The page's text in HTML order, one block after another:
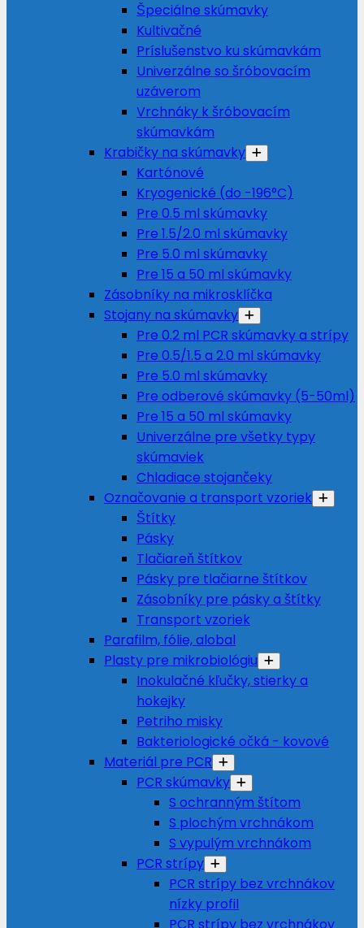
Špeciálne skúmavky
Kultivačné
Príslušenstvo ku skúmavkám
Univerzálne so šróbovacím
uzáverom
Vrchnáky k šróbovacím
skúmavkám
Krabičky na skúmavky
Kartónové
Kryogenické (do -196°C)
Pre 0.5 ml skúmavky
Pre 1.5/2.0 ml skúmavky
Pre 5.0 ml skúmavky
Pre 15 a 50 ml skúmavky
Zásobníky na mikrosklíčka
Stojany na skúmavky
Pre 0.2 ml PCR skúmavky a strípy
Pre 0.5/1.5 a 2.0 ml skúmavky
Pre 5.0 ml skúmavky
Pre odberové skúmavky (5-50ml)
Pre 15 a 50 ml skúmavky
Univerzálne pre všetky typy
skúmaviek
Chladiace stojančeky
Označovanie a transport vzoriek
Štítky
Pásky
Tlačiareň štítkov
Pásky pre tlačiarne štítkov
Zásobníky pre pásky a štítky
Transport vzoriek
Parafilm, fólie, alobal
Plasty pre mikrobiológiu
Inokulačné kľučky, stierky a
hokejky
Petriho misky
Bakteriologické očká - kovové
Materiál pre PCR
PCR skúmavky
S ochranným štítom
S plochým vrchnákom
S vypulým vrchnákom
PCR strípy
PCR strípy bez vrchnákov
nízky profil